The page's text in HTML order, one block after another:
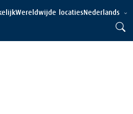
Wereldwijde locatiesNederlands